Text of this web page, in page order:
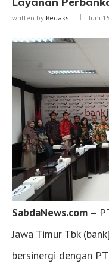
written by Redaksi Juni
SabdaNews.com –
Jawa Timur Tbk
bersinergi dengan